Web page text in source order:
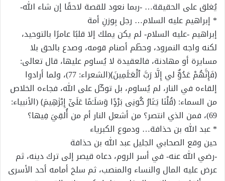
يُغلق على الحقيقة… -ربما نعود للقصة لاحقًا إن شاء الله-
* إبراهيم عليه السلام… رجل بِوزنِ أمة
إبراهيم -عليه السلام- لم يكن يملك إلا قلبًا عامرًا بالتوحيد،
لكنه واجه النمرود، وحطّم أصنام قومه، وصدع بالحق بلا
مسايرة أو مهادنة، فالعقيدة لا يُساوم عليها، قال تعالى:
﴿فَإِنَّهُمْ عَدُوٌّ لي إِلَّا رَبَّ ٱلْعَـٰلَمِينَ﴾(الشعراء: 77)، ولما أرادوا
إلقاءه في النار، لم يُساوم، بل توكّل على الله، فجاءه الخلاص
من السماء: ﴿قُلْنَا يَـٰنَارُ كُونِى بَرْدًۭا وَسَلَـٰمًا عَلَىٰٓ إِبْرَٰهِيمَ﴾ (الأنبياء:
69)، فمن الذي انتصر؟ من أشعل النار أم من أُلقِيَ فِيها؟
* عبد الله بن حذافة… ودموع الكبرياء
حين وقع الصحابي الجليل عبد الله بن حذافة
-رضي الله عنه- في أسر الروم، دعاه قيصر إلى ترك دينه، ثم
عرض عليه المال والنساء والمنصب، ثم سلخ أمامه أحد الأسرى